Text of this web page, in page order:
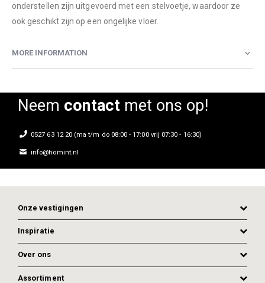
onderstellen zijn uitgevoerd met een stelvoetje, waardoor ze
ook geschikt zijn op een ongelijke vloer.
MORE INFORMATION
Neem contactmet ons op!
0527 63 12 20 (ma t/m do 08:00 - 17:00 vrij 07:30 - 16:30)
info@homint.nl
Onze vestigingen
Inspiratie
Over ons
Assortiment